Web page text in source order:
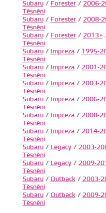
Subaru/ Forester/ 2006-
Těsnění
Subaru/ Forester/ 2008-
Těsnění
Subaru/ Forester/ 2013+
Těsnění
Subaru/ Impreza/ 1995-
Těsnění
Subaru/ Impreza/ 2001-
Těsnění
Subaru/ Impreza/ 2003-
Těsnění
Subaru/ Impreza/ 2006-
Těsnění
Subaru/ Impreza/ 2008-
Těsnění
Subaru/ Impreza/ 2014-
Těsnění
Subaru/ Legacy/ 2003-
Těsnění
Subaru/ Legacy/ 2009-
Těsnění
Subaru/ Outback/ 2003-
Těsnění
Subaru/ Outback/ 2009-
Těsnění